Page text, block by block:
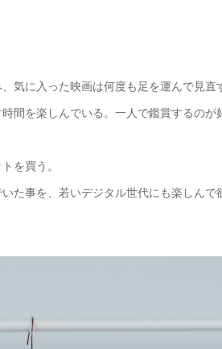
気に入った映画は何度も足を運んで見直
間を楽しんでいる。一人で鑑賞するの
を買う。
た事を、若いデジタル世代にも楽しんで